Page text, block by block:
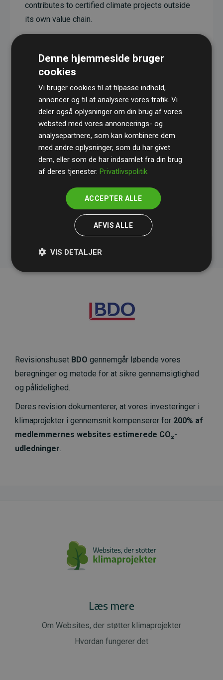
contributes to certified climate projects outside
its own value chain.
effect that, on average, corresponds to twice the
estimated emissions of the website.
All supported projects are verified through
Standard, ensuring high quality, real climate
impact, and full transparency.
You can read more about the specific projects
here.
Websites Supporting Climate Projects initiative
Revisionshuset BDO gennemgår løbende vores
beregninger og metode for at sikre gennemsigtighed
og pålidelighed.
Deres revision dokumenterer, at vores investeringer i
klimaprojekter i gennemsnit kompenserer for 200% af
medlemmernes websites estimerede CO₂-
udledninger.
Læs mere
Om Websites, der støtter klimaprojekter
Hvordan fungerer det
Denne hjemmeside bruger
cookies
Vi bruger cookies til at tilpasse indhold,
annoncer og til at analysere vores trafik. Vi
deler også oplysninger om din brug af vores
websted med vores annoncerings- og
analysepartnere, som kan kombinere dem
med andre oplysninger, som du har givet
dem, eller som de har indsamlet fra din brug
af deres tjenester.Privatlivspolitik
ACCEPTER ALLE
AFVIS ALLE
VIS DETALJER